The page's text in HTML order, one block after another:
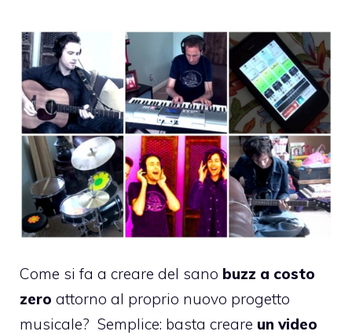
Come si fa a creare del sano buzz a costo
zero attorno al proprio nuovo progetto
musicale? Semplice: basta creare un video